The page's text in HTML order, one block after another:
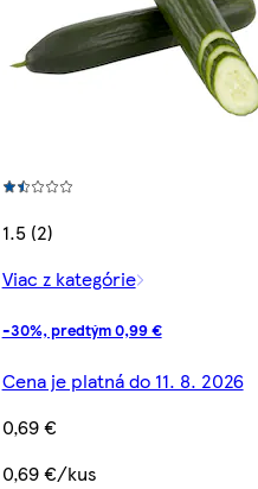
1.5 (2)
Viac z kategórie
-30%, predtým 0,99 €
Cena je platná do 11. 8. 2026
0,69 €
0,69 €/kus